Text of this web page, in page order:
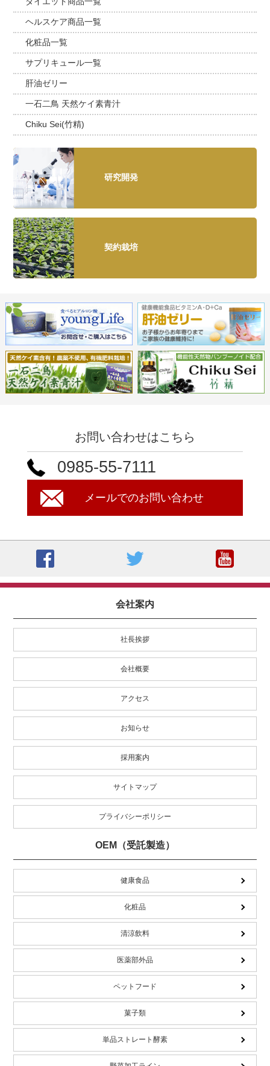
ヘルスケア商品一覧
化粧品一覧
サプリキュール一覧
肝油ゼリー
一石二鳥 天然ケイ素青汁
Chiku Sei(竹精)
研究開発
契約栽培
お問い合わせはこちら
0985-55-7111
メールでのお問い合わせ
会社案内
社長挨拶
会社概要
アクセス
お知らせ
採用案内
サイトマップ
プライバシーポリシー
OEM（受託製造）
健康食品
化粧品
清涼飲料
医薬部外品
ペットフード
菓子類
単品ストレート酵素